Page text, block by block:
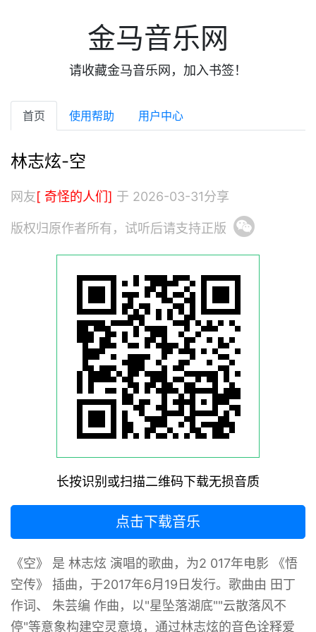
金马音乐网
请收藏金马音乐网，加入书签！
首页 使用帮助 用户中心
林志炫-空
网友[ 奇怪的人们] 于 2026-03-31分享
版权归原作者所有，试听后请支持正版
长按识别或扫描二维码下载无损音质
点击下载音乐
《空》 是 林志炫 演唱的歌曲，为2 017年电影 《悟
空传》 插曲，于2017年6月19日发行。歌曲由 田丁
作词、 朱芸编 作曲，以"星坠落湖底""云散落风不
停"等意象构建空灵意境，通过林志炫的音色诠释爱